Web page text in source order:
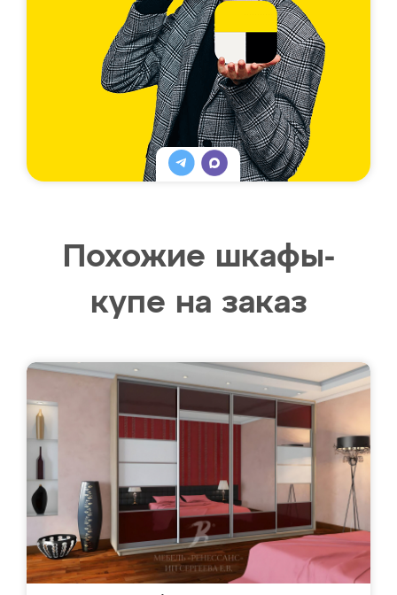
Похожие шкафы-
купе на заказ